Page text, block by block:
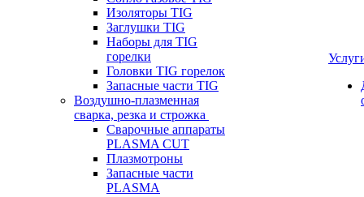
Изоляторы TIG
Заглушки TIG
Наборы для TIG
горелки
Головки TIG горелок
Запасные части TIG
Воздушно-плазменная
сварка, резка и строжка
Сварочные аппараты
PLASMA CUT
Плазмотроны
Запасные части
PLASMA